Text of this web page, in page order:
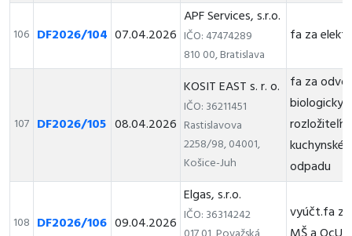
106 DF2026/104 07.04.2026
APF Services, s.r.o.
IČO: 47474289
810 00, Bratislava
fa za
107 DF2026/105 08.04.2026
KOSIT EAST s. r. o.
IČO: 36211451
Rastislavova
2258/98, 04001,
Košice-Juh
fa za
biologicky
odpadu
108 DF2026/106 09.04.2026
Elgas, s.r.o.
IČO: 36314242
vyúčt.fa